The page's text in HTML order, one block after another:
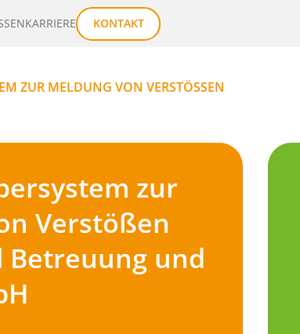
KARRIERE KONTAKT
ZUR MELDUNG VON VERSTÖSSEN
zur
Verstößen
Betreuung und